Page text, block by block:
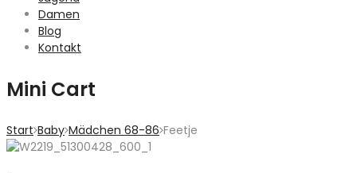
Damen
Blog
Kontakt
Mini Cart
Start Baby Mädchen 68-86 Feetje